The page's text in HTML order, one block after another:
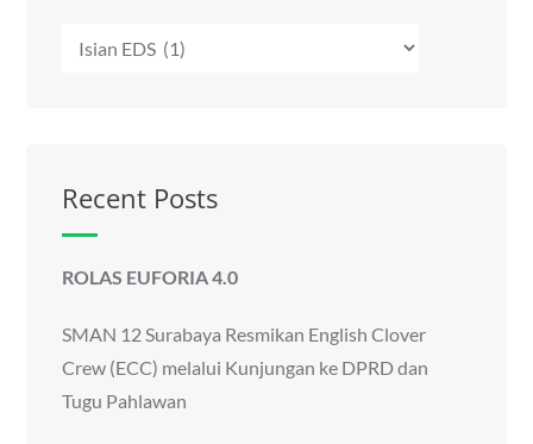
Kategori
Recent Posts
ROLAS EUFORIA 4.0
SMAN 12 Surabaya Resmikan English Clover
Crew (ECC) melalui Kunjungan ke DPRD dan
Tugu Pahlawan